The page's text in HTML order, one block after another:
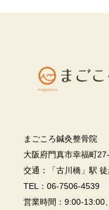
まごころ鍼灸整骨院
大阪府門真市幸福町
交通：「古川橋」駅
TEL：06-7506-4539
営業時間：9:00-13:00